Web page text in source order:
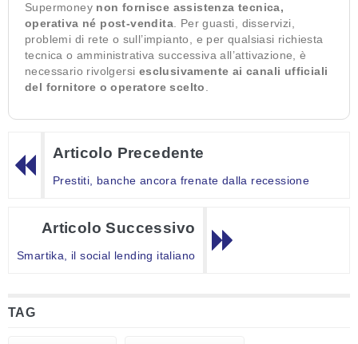
Supermoney non fornisce assistenza tecnica,
operativa né post-vendita . Per guasti, disservizi,
problemi di rete o sull’impianto, e per qualsiasi richiesta
tecnica o amministrativa successiva all’attivazione, è
necessario rivolgersi esclusivamente ai canali ufficiali
del fornitore o operatore scelto
Articolo Precedente
Prestiti, banche ancora frenate dalla recessione
Articolo Successivo
Smartika, il social lending italiano
TAG